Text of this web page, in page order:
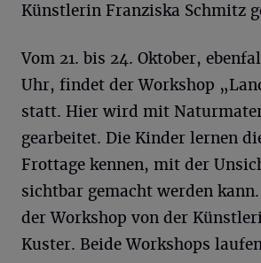
Künstlerin Franziska Schmitz
Vom 21. bis 24. Oktober,
Uhr, findet der Workshop
statt. Hier wird mit
gearbeitet. Die Kinder lernen
Frottage kennen, mit der
sichtbar gemacht werden
der Workshop von der
Kuster. Beide Workshops